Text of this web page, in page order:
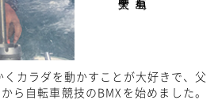
カラダを動かすことが大好きで、父
ら自転車競技のBMXを始めました。